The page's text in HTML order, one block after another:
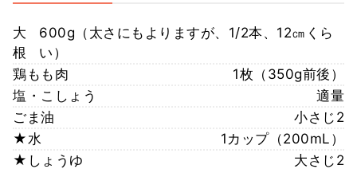
大
根
600g（太さにもよりますが、1/2本、12㎝くら
い）
鶏もも肉
1枚（350g前後）
塩・こしょう
適量
ごま油
小さじ2
★水
1カップ（200mL）
★しょうゆ
大さじ2